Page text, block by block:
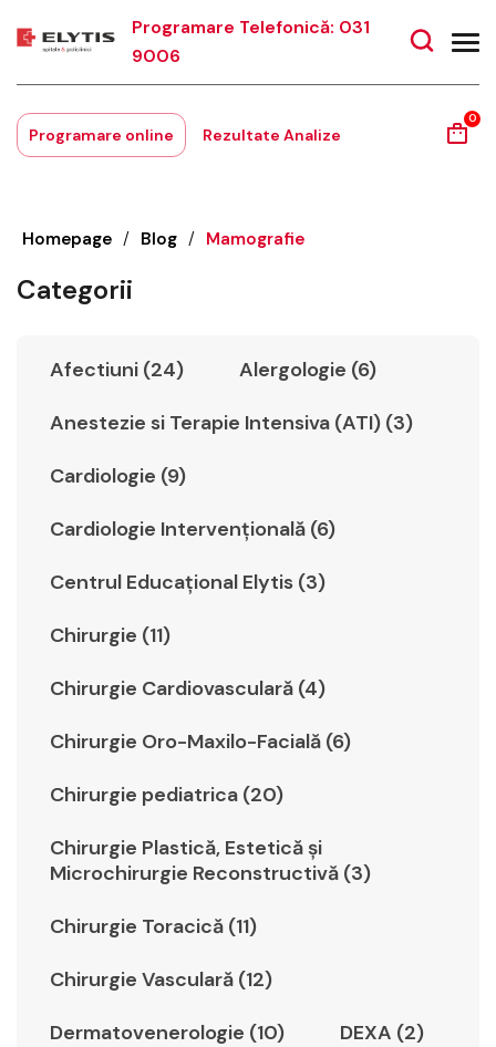
Programare Telefonică: 031
9006
Programare online Rezultate Analize
0
Homepage / Blog / Mamografie
Categorii
Afectiuni (24)
Alergologie (6)
Anestezie si Terapie Intensiva (ATI) (3)
Cardiologie (9)
Cardiologie Intervențională (6)
Centrul Educațional Elytis (3)
Chirurgie (11)
Chirurgie Cardiovasculară (4)
Chirurgie Oro-Maxilo-Facială (6)
Chirurgie pediatrica (20)
Chirurgie Plastică, Estetică şi
Microchirurgie Reconstructivă (3)
Chirurgie Toracică (11)
Chirurgie Vasculară (12)
Dermatovenerologie (10)
DEXA (2)